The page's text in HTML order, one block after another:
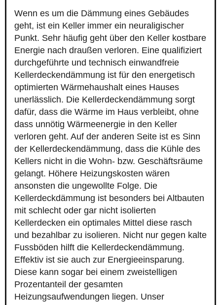
Wenn es um die Dämmung eines Gebäudes
geht, ist ein Keller immer ein neuraligischer
Punkt. Sehr häufig geht über den Keller kostbare
Energie nach draußen verloren. Eine qualifiziert
durchgeführte und technisch einwandfreie
Kellerdeckendämmung ist für den energetisch
optimierten Wärmehaushalt eines Hauses
unerlässlich. Die Kellerdeckendämmung sorgt
dafür, dass die Wärme im Haus verbleibt, ohne
dass unnötig Wärmeenergie in den Keller
verloren geht. Auf der anderen Seite ist es Sinn
der Kellerdeckendämmung, dass die Kühle des
Kellers nicht in die Wohn- bzw. Geschäftsräume
gelangt. Höhere Heizungskosten wären
ansonsten die ungewollte Folge. Die
Kellerdeckdämmung ist besonders bei Altbauten
mit schlecht oder gar nicht isolierten
Kellerdecken ein optimales Mittel diese rasch
und bezahlbar zu isolieren. Nicht nur gegen kalte
Fussböden hilft die Kellerdeckendämmung.
Effektiv ist sie auch zur Energieeinsparung.
Diese kann sogar bei einem zweistelligen
Prozentanteil der gesamten
Heizungsaufwendungen liegen. Unser